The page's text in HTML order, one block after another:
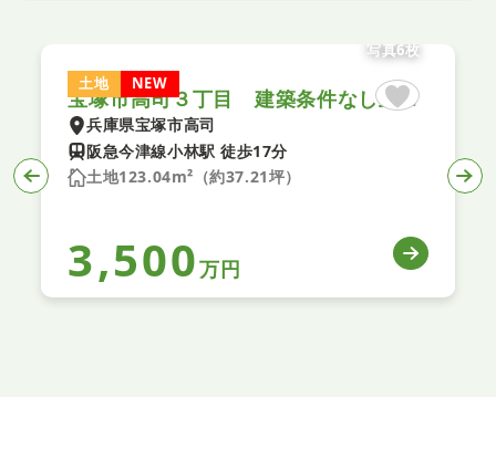
土地 NEW
写真6枚
宝塚市高司３丁目 建築条件なし土地 １期 ２号地
兵庫県宝塚市高司
阪急今津線小林駅 徒歩17分
土地123.14m²（約37.24坪）
3,500万円